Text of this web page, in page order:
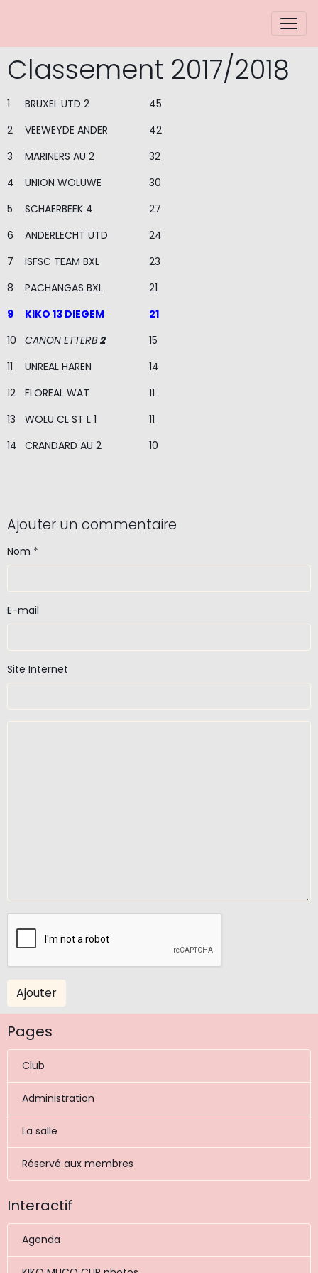
Classement 2017/2018
1 BRUXEL UTD 2
45
2
VEEWEYDE ANDER
42
3
MARINERS AU 2
32
4
UNION WOLUWE
30
5
SCHAERBEEK 4
27
6
ANDERLECHT UTD
24
7
ISFSC TEAM BXL
23
8
PACHANGAS BXL
21
9
KIKO 13 DIEGEM
21
10
CANON ETTERB2
15
11
UNREAL HAREN
14
12
FLOREAL WAT
11
13
WOLU CL ST L 1
11
14 CRANDARD AU 2 10
Ajouter un commentaire
Nom
E-mail
Site Internet
Ajouter
Pages
Club
Administration
La salle
Réservé aux membres
Interactif
Agenda